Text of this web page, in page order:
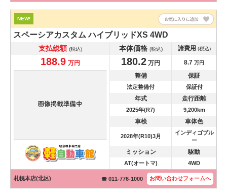
NEW!
スペーシアカスタムハイブリッドXS 4WD
支払総額 (税込) 本体価格 (税込) 諸費用 (税込)
188.9 万円 180.2 万円 8.7 万円
整備 保証
法定整備付 保証付
年式 走行距離
2025年(R7) 9,200km
車検 車体色
2028年(R10)3月
インディゴブル
ー
ミッション 駆動
AT(オートマ) 4WD
札幌本店(北区) ☎ 011-776-1000 お問い合わせフォームへ